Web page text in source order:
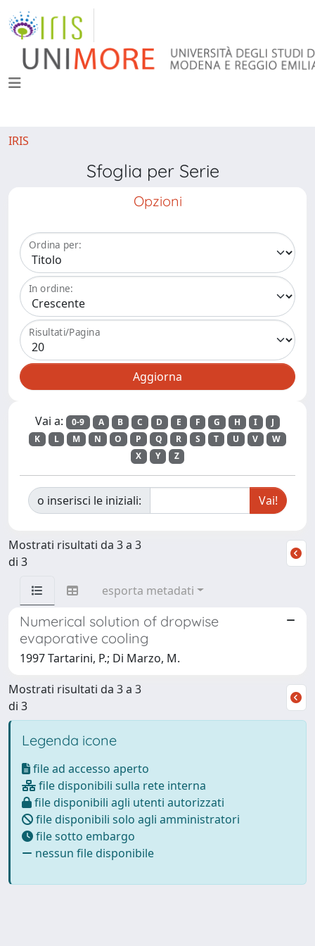
IRIS
Sfoglia per Serie
Opzioni
Ordina per:
In ordine:
Risultati/Pagina
Vai a: 0-9 A B C D E F G H I
J
K
L M N O P Q R S T U V
W
X
Y Z
o inserisci le iniziali:
Mostrati risultati da 3 a 3
di 3
esporta metadati
Numerical solution of dropwise
evaporative cooling
1997 Tartarini, P.; Di Marzo, M.
Mostrati risultati da 3 a 3
di 3
Legenda icone
file ad accesso aperto
file disponibili sulla rete interna
file disponibili agli utenti autorizzati
file disponibili solo agli amministratori
file sotto embargo
nessun file disponibile